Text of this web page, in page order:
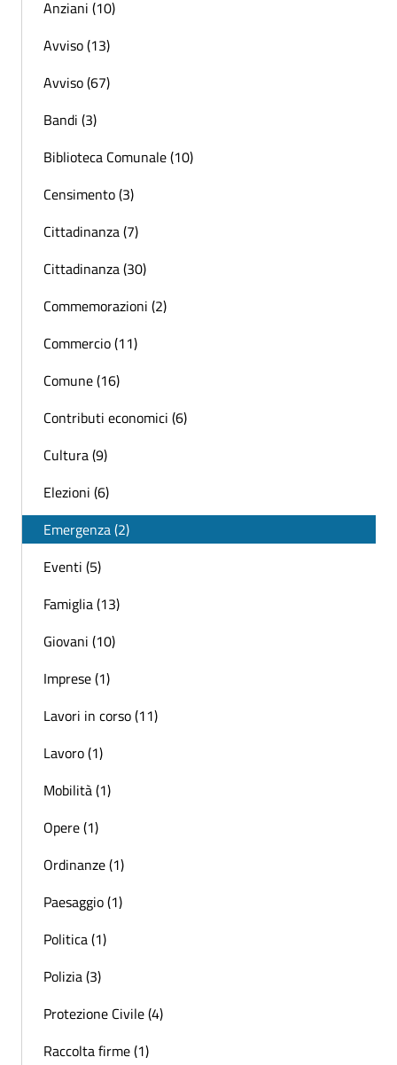
Anziani (10)
Avviso (13)
Avviso (67)
Bandi (3)
Biblioteca Comunale (10)
Censimento (3)
Cittadinanza (7)
Cittadinanza (30)
Commemorazioni (2)
Commercio (11)
Comune (16)
Contributi economici (6)
Cultura (9)
Elezioni (6)
Emergenza (2)
Eventi (5)
Famiglia (13)
Giovani (10)
Imprese (1)
Lavori in corso (11)
Lavoro (1)
Mobilità (1)
Opere (1)
Ordinanze (1)
Paesaggio (1)
Politica (1)
Polizia (3)
Protezione Civile (4)
Raccolta firme (1)